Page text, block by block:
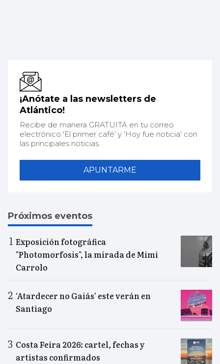
¡Anótate a las newsletters de
Atlántico!
Recibe de manera GRATUITA en tu correo
electrónico 'El primer café' y 'Hoy fue noticia' con
las principales noticias.
APUNTARME
Próximos eventos
Exposición fotográfica
"Photomorfosis", la mirada de Mimi
Carrolo
‘Atardecer no Gaiás’ este verán en
Santiago
Costa Feira 2026: cartel, fechas y
artistas confirmados